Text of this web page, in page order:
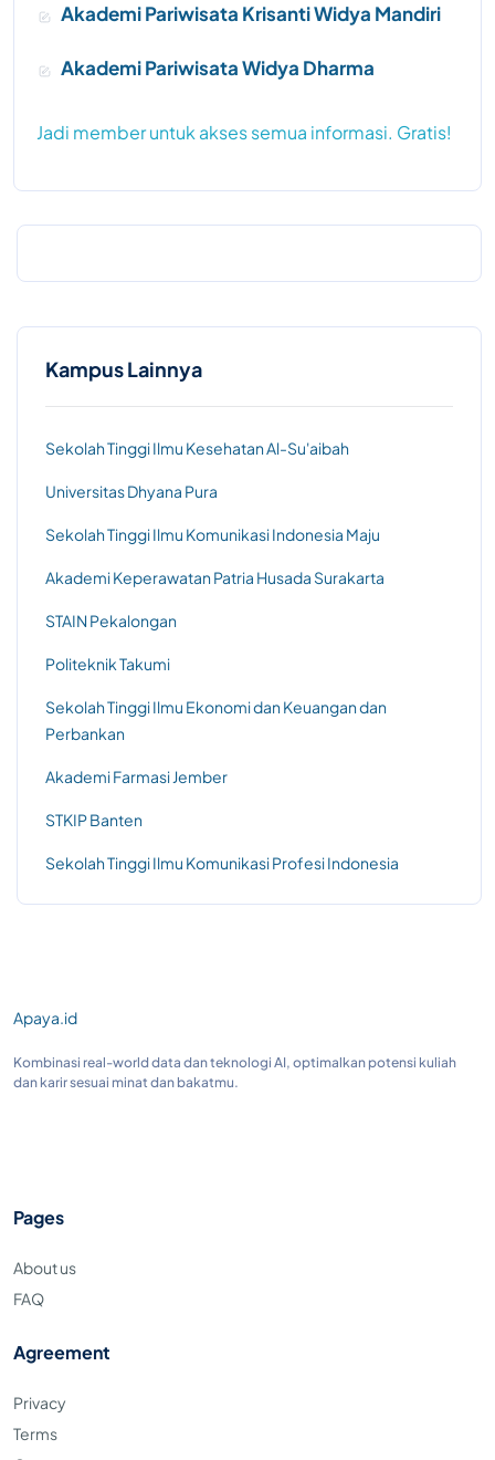
Akademi Pariwisata Krisanti Widya Mandiri
Akademi Pariwisata Widya Dharma
Jadi member untuk akses semua informasi. Gratis!
Kampus Lainnya
Sekolah Tinggi Ilmu Kesehatan Al-Su'aibah
Universitas Dhyana Pura
Sekolah Tinggi Ilmu Komunikasi Indonesia Maju
Akademi Keperawatan Patria Husada Surakarta
STAIN Pekalongan
Politeknik Takumi
Sekolah Tinggi Ilmu Ekonomi dan Keuangan dan
Perbankan
Akademi Farmasi Jember
STKIP Banten
Sekolah Tinggi Ilmu Komunikasi Profesi Indonesia
Apaya.id
Kombinasi real-world data dan teknologi AI, optimalkan potensi kuliah
dan karir sesuai minat dan bakatmu.
Pages
About us
FAQ
Agreement
Privacy
Terms